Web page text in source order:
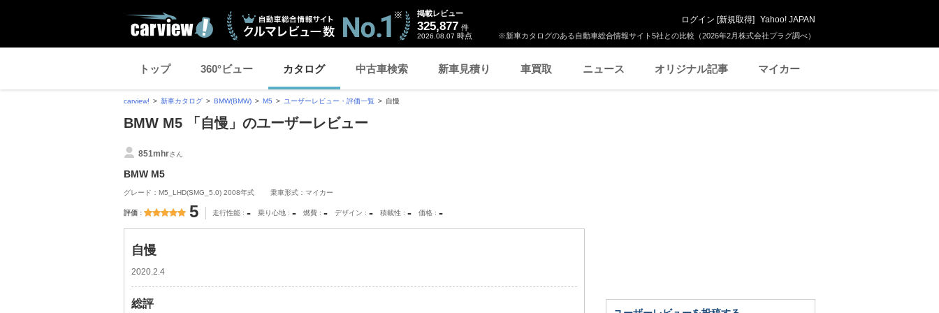
※新車カタログのある自動車総合情報サイト5社との比較（2026年2月株式会社プラグ調べ）
掲載レビュー
325,877 件
2026.08.07 時点
ログイン [新規取得] Yahoo! JAPAN
トップ 360°ビュー カタログ 中古車検索 新車見積り 車買取 ニュース オリジナル記事 マイカー
carview! 新車カタログ BMW(BMW) M5 ユーザーレビュー・評価一覧 自慢
BMW M5 「自慢」のユーザーレビュー
851mhrさん
BMW M5
グレード：M5_LHD(SMG_5.0) 2008年式 乗車形式：マイカー
評価 5 走行性能 - 乗り心地 - 燃費 - デザイン - 積載性 - 価格 -
自慢
2020.2.4
総評